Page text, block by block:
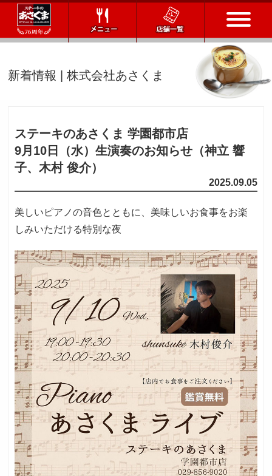
メニュー
会社情報
会社概要
IR情報
お問い合わせ
採用情報
採用トップ
新卒採用
中途採用
新着情報 | 株式会社あさくま
ステーキのあさくま 学園都市店
9月10日（水）生演奏のお知らせ（神立 響
子、木村 俊介）
2025.09.05
美しいピアノの音色とともに、美味しいお食事をお楽
しみいただける特別な夜